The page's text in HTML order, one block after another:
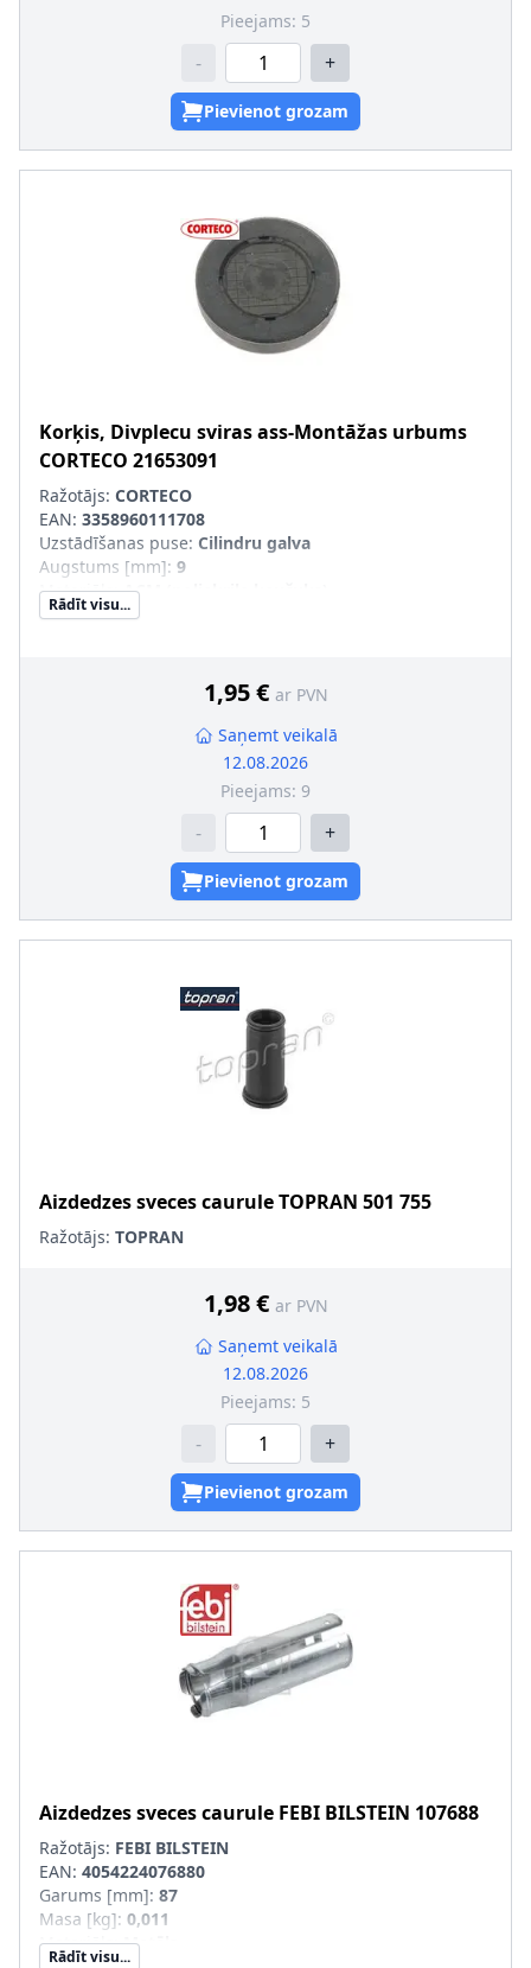
Pieejams: 5
- +
Pievienot grozam
Korķis, Divplecu sviras ass-Montāžas urbums
CORTECO 21653091
Ražotājs: CORTECO
EAN: 3358960111708
Uzstādīšanas puse: Cilindru galva
Augstums [mm]: 9
Materiāls:ACM (poliakrila kaučuks)
Ārējais diametrs [mm]
Rādīt visu...
1,95 € ar PVN
Saņemt veikalā
12.08.2026
Pieejams: 9
- +
Pievienot grozam
Aizdedzes sveces cauruleTOPRAN 501 755
Ražotājs: TOPRAN
1,98 € ar PVN
Saņemt veikalā
12.08.2026
Pieejams: 5
- +
Pievienot grozam
Aizdedzes sveces caurule FEBI BILSTEIN 107688
Ražotājs: FEBI BILSTEIN
EAN: 4054224076880
Garums [mm]: 87
Masa [kg]: 0,011
Materiāls:Metāls
Rādīt visu...